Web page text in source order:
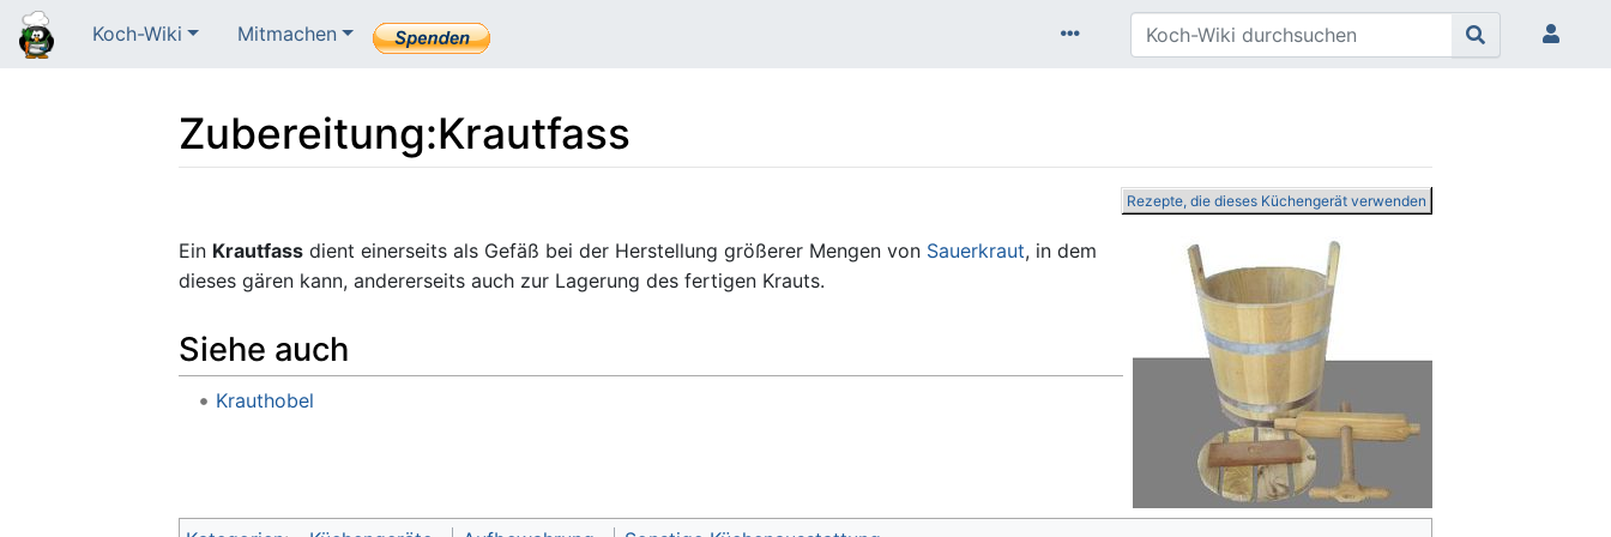
Koch-Wiki Mitmachen
Zubereitung:Krautfass
Rezepte, die dieses Küchengerät verwenden
Ein Krautfass dient einerseits als Gefäß bei der Herstellung größerer Mengen von Sauerkraut, in dem
dieses gären kann, andererseits auch zur Lagerung des fertigen Krauts.
Siehe auch
Krauthobel